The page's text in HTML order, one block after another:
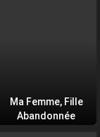
Ma Femme, Fille
Abandonnée